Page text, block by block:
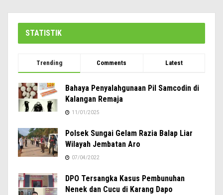
STATISTIK
Trending Comments Latest
Bahaya Penyalahgunaan Pil Samcodin di
Kalangan Remaja
11/01/2025
Polsek Sungai Gelam Razia Balap Liar
Wilayah Jembatan Aro
07/04/2022
DPO Tersangka Kasus Pembunuhan
Nenek dan Cucu di Karang Dapo